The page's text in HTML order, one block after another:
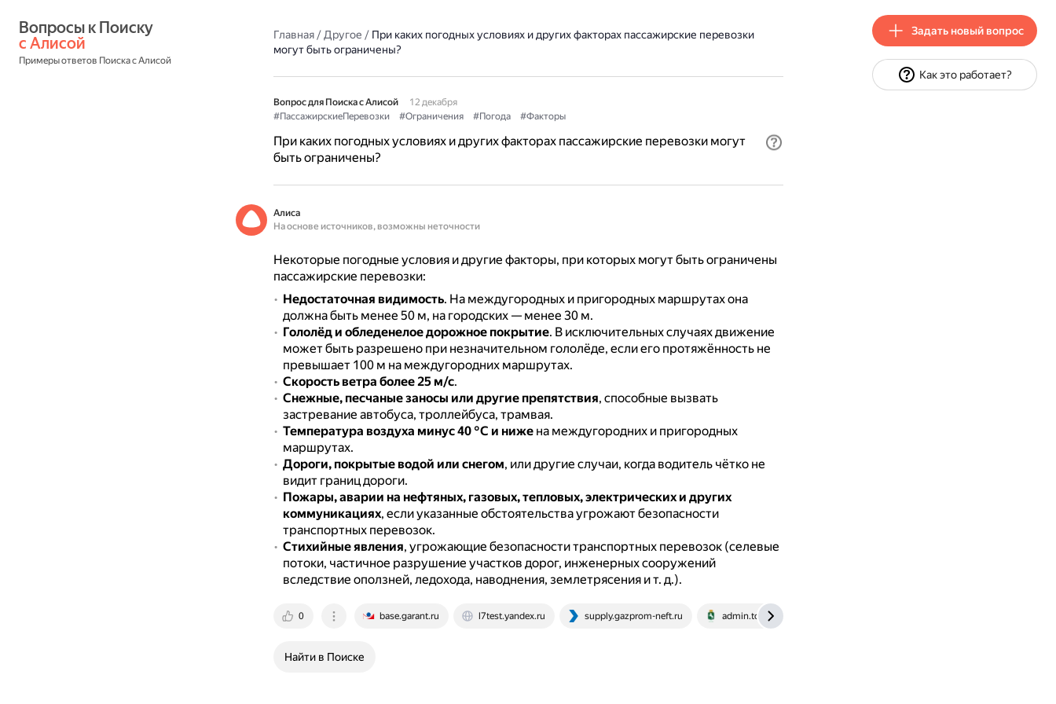
с Алисой
Примеры ответов Поиска с Алисой
Главная/Другое / При каких погодных условиях и других факторах пассажирские перевозки
могут быть ограничены?
Вопрос для Поиска с Алисой
12 декабря
#ПассажирскиеПеревозки
#Ограничения #Погода #Факторы
При каких погодных условиях и других факторах пассажирские перевозки могут
быть ограничены?
Алиса
На основе источников, возможны неточности
Некоторые погодные условия и другие факторы, при которых могут быть ограничены
пассажирские перевозки:
Недостаточная видимость. На междугородных и пригородных маршрутах она
должна быть менее 50 м, на городских — менее 30 м.
Гололёд и обледенелое дорожное покрытие. В исключительных случаях движение
может быть разрешено при незначительном гололёде, если его протяжённость не
превышает 100 м на междугородних маршрутах.
Скорость ветра более 25 м/с.
Снежные, песчаные заносы или другие препятствия, способные вызвать
застревание автобуса, троллейбуса, трамвая.
Температура воздуха минус 40 °С и нижена междугородних и пригородных
маршрутах.
Дороги, покрытые водой или снегом, или другие случаи, когда водитель чётко не
видит границ дороги.
Пожары, аварии на нефтяных, газовых, тепловых, электрических и других
коммуникациях, если указанные обстоятельства угрожают безопасности
транспортных перевозок.
Стихийные явления, угрожающие безопасности транспортных перевозок (селевые
потоки, частичное разрушение участков дорог, инженерных сооружений
вследствие оползней, ледохода, наводнения, землетрясения и т. д.).
0 base.garant.ru l7test.yandex.ru supply.gazprom-neft.ru admin.tomsk.ru
Найти в Поиске
Задать новый вопрос
Как это работает?